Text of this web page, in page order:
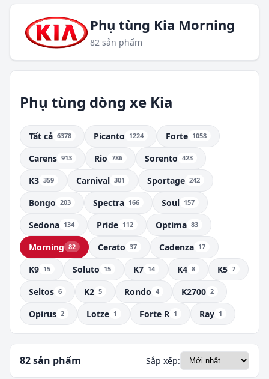
Isuzu
Kia
Land Rover
Daewoo
Mazda
Mercedes-Benz
Mitsubishi
Nissan
Peugeot
SsangYong
Suzuki
Volkswagen
Volvo
Phụ tùng Kia Morning
82 sản phẩm
Phụ tùng dòng xe Kia
Tất cả 6378 Picanto 1224 Forte 1058
Carens 913 Rio 786 Sorento 423
K3 359 Carnival 301 Sportage 242
Bongo 203 Spectra 166 Soul 157
Sedona 134 Pride 112 Optima 83
Morning 82 Cerato 37 Cadenza 17
K9 15 Soluto 15 K7 14 K4 8 K5 7
Seltos 6 K2 5 Rondo 4 K2700 2
Opirus 2 Lotze 1 Forte R 1 Ray 1
82 sản phẩm Sắp xếp: